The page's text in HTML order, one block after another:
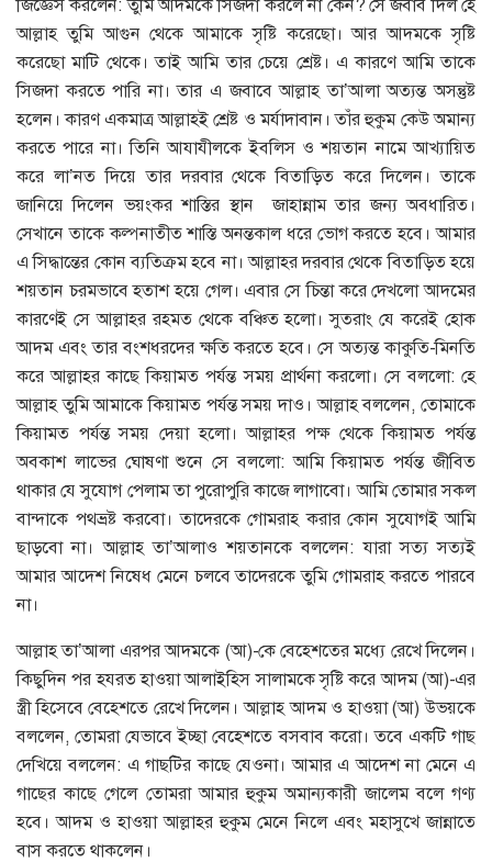
আল্লাহ তুমি আগুন থেকে আমাকে সৃষ্টি করেছো। আর আদমকে সৃষ্টি
করেছো মাটি থেকে। তাই আমি তার চেয়ে শ্রেষ্ট। এ কারণে আমি তাকে
সিজদা করতে পারি না। তার এ জবাবে আল্লাহ তা’আলা অত্যন্ত অসন্তুষ্ট
হলেন। কারণ একমাত্র আল্লাহই শ্রেষ্ট ও মর্যাদাবান। তাঁর হুকুম কেউ অমান্য
করতে পারে না। তিনি আযাযীলকে ইবলিস ও শয়তান নামে আখ্যায়িত
করে লা’নত দিয়ে তার দরবার থেকে বিতাড়িত করে দিলেন। তাকে
জানিয়ে দিলেন ভয়ংকর শাস্তির স্থান জাহান্নাম তার জন্য অবধারিত।
সেখানে তাকে কল্পনাতীত শাস্তি অনন্তকাল ধরে ভোগ করতে হবে। আমার
এ সিদ্ধান্তের কোন ব্যতিক্রম হবে না। আল্লাহর দরবার থেকে বিতাড়িত হয়ে
শয়তান চরমভাবে হতাশ হয়ে গেল। এবার সে চিন্তা করে দেখলো আদমের
কারণেই সে আল্লাহর রহমত থেকে বঞ্চিত হলো। সুতরাং যে করেই হোক
আদম এবং তার বংশধরদের ক্ষতি করতে হবে। সে অত্যন্ত কাকুতি-মিনতি
করে আল্লাহর কাছে কিয়ামত পর্যন্ত সময় প্রার্থনা করলো। সে বললো: হে
আল্লাহ তুমি আমাকে কিয়ামত পর্যন্ত সময় দাও। আল্লাহ বললেন, তোমাকে
কিয়ামত পর্যন্ত সময় দেয়া হলো। আল্লাহর পক্ষ থেকে কিয়ামত পর্যন্ত
অবকাশ লাভের ঘোষণা শুনে সে বললো: আমি কিয়ামত পর্যন্ত জীবিত
থাকার যে সুযোগ পেলাম তা পুরোপুরি কাজে লাগাবো। আমি তোমার সকল
বান্দাকে পথভ্রষ্ট করবো। তাদেরকে গোমরাহ করার কোন সুযোগই আমি
ছাড়বো না। আল্লাহ তা’আলাও শয়তানকে বললেন: যারা সত্য সত্যই
আমার আদেশ নিষেধ মেনে চলবে তাদেরকে তুমি গোমরাহ করতে পারবে
না।
আল্লাহ তা’আলা এরপর আদমকে (আ)-কে বেহেশতের মধ্যে রেখে দিলেন।
কিছুদিন পর হযরত হাওয়া আলাইহিস সালামকে সৃষ্টি করে আদম (আ)-এর
স্ত্রী হিসেবে বেহেশতে রেখে দিলেন। আল্লাহ আদম ও হাওয়া (আ) উভয়কে
বললেন, তোমরা যেভাবে ইচ্ছা বেহেশতে বসবাব করো। তবে একটি গাছ
দেখিয়ে বললেন: এ গাছটির কাছে যেওনা। আমার এ আদেশ না মেনে এ
গাছের কাছে গেলে তোমরা আমার হুকুম অমান্যকারী জালেম বলে গণ্য
হবে। আদম ও হাওয়া আল্লাহর হুকুম মেনে নিলে এবং মহাসুখে জান্নাতে
বাস করতে থাকলেন।